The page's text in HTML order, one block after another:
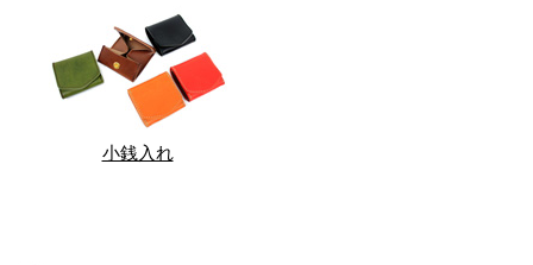
小銭入れ